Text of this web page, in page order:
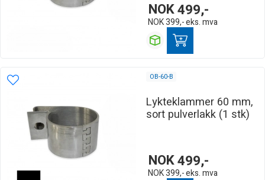
NOK499,-
NOK399,-eks. mva
OB-60-B
Lykteklammer 60 mm,
sort pulverlakk (1 stk)
NOK499,-
NOK399,-eks. mva